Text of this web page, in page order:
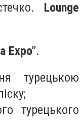
Lounge
Expo".
турецькою
турецького